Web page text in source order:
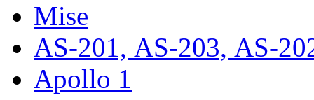
Mise
AS-201, AS-203, AS-
Apollo 1